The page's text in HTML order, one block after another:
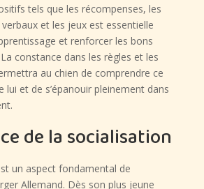
tels que les récompenses, les
et les jeux est essentielle
et renforcer les bons
constance dans les règles et les
au chien de comprendre ce
lui et de s’épanouir pleinement dans
de la socialisation
un aspect fondamental de
Allemand. Dès son plus jeune